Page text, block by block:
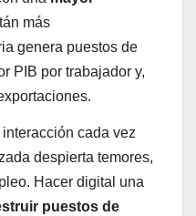
más
genera puestos de
PIB por trabajador y,
cada vez
despierta temores,
Hacer digital una
puestos de